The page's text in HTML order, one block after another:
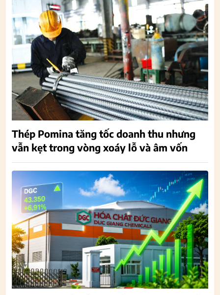
Thép Pomina tăng tốc doanh thu nhưng
vẫn kẹt trong vòng xoáy lỗ và âm vốn